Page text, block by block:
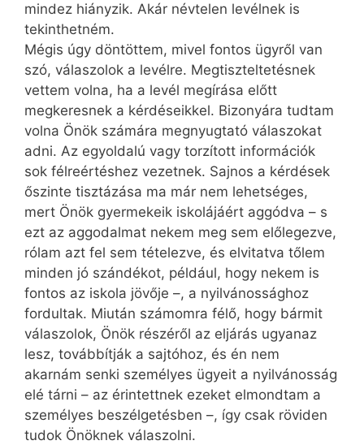
mindez hiányzik. Akár névtelen levélnek is
tekinthetném.
Mégis úgy döntöttem, mivel fontos ügyről van
szó, válaszolok a levélre. Megtiszteltetésnek
vettem volna, ha a levél megírása előtt
megkeresnek a kérdéseikkel. Bizonyára tudtam
volna Önök számára megnyugtató válaszokat
adni. Az egyoldalú vagy torzított információk
sok félreértéshez vezetnek. Sajnos a kérdések
őszinte tisztázása ma már nem lehetséges,
mert Önök gyermekeik iskolájáért aggódva – s
ezt az aggodalmat nekem meg sem előlegezve,
rólam azt fel sem tételezve, és elvitatva tőlem
minden jó szándékot, például, hogy nekem is
fontos az iskola jövője –, a nyilvánossághoz
fordultak. Miután számomra félő, hogy bármit
válaszolok, Önök részéről az eljárás ugyanaz
lesz, továbbítják a sajtóhoz, és én nem
akarnám senki személyes ügyeit a nyilvánosság
elé tárni – az érintettnek ezeket elmondtam a
személyes beszélgetésben –, így csak röviden
tudok Önöknek válaszolni.